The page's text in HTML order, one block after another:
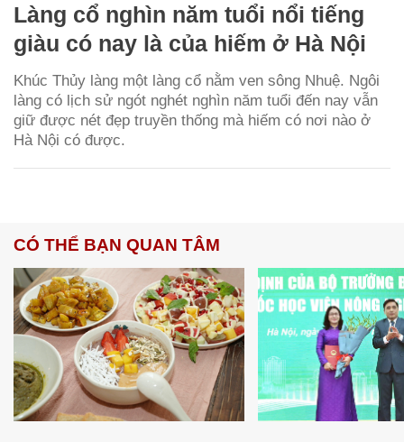
Làng cổ nghìn năm tuổi nổi tiếng
giàu có nay là của hiếm ở Hà Nội
Khúc Thủy làng một làng cổ nằm ven sông Nhuệ. Ngôi
làng có lịch sử ngót nghét nghìn năm tuổi đến nay vẫn
giữ được nét đẹp truyền thống mà hiếm có nơi nào ở
Hà Nội có được.
CÓ THỂ BẠN QUAN TÂM